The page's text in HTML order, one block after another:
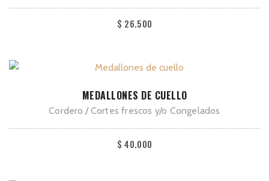
múltiples
variantes.
se
elegir
página
$ 26.500
SELECCIONAR OPCIONES
producto
tiene
múltiples
variantes.
MEDALLONES DE CUELLO
Cordero Cortes frescos y/o Congelados
$ 40.000